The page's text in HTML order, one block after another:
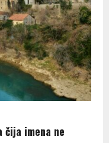
čija imena ne